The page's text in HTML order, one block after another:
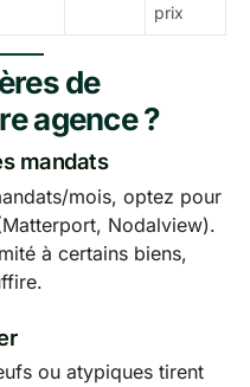
prix
de
agence ?
mandats
mois, optez pour
Nodalview).
à certains biens,
ou atypiques tirent